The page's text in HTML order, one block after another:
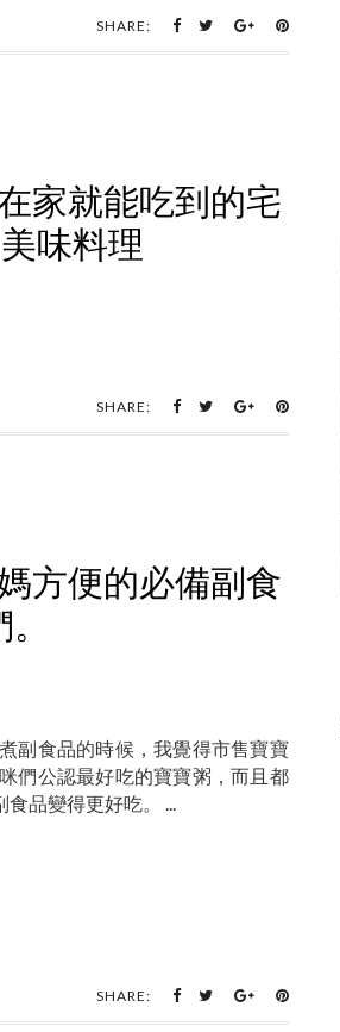
SHARE:
家就能吃到的宅
味料理
SHARE:
方便的必備副食
副食品的時候，我覺得市售寶寶
們公認最好吃的寶寶粥，而且都
品變得更好吃。 ...
SHARE: